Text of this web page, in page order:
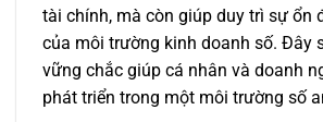
tài chính, mà còn giúp duy trì sự ổn
của môi trường kinh doanh số. Đây
vững chắc giúp cá nhân và doanh
phát triển trong một môi trường số